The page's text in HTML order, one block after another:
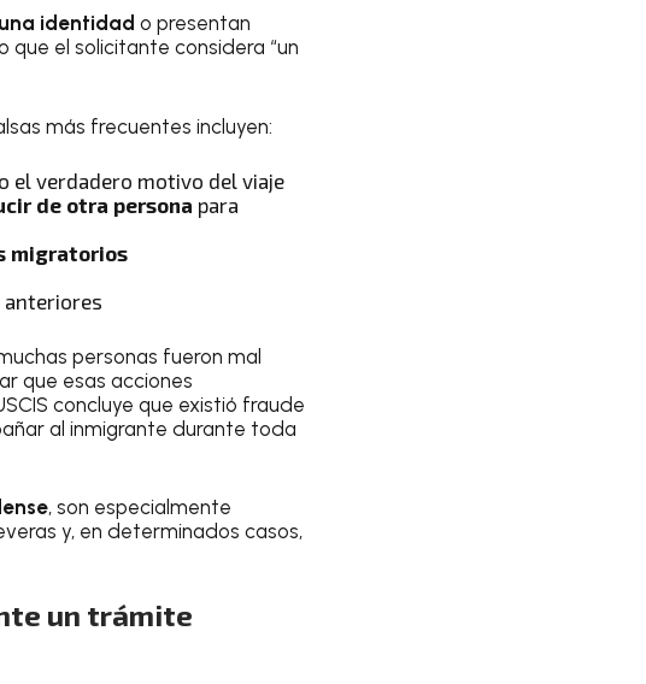
identidad o presentan
el solicitante considera “un
más frecuentes incluyen:
el verdadero motivo del viaje
de otra persona para
migratorios
anteriores
personas fueron mal
que esas acciones
concluye que existió fraude
al inmigrante durante toda
, son especialmente
y, en determinados casos,
un trámite